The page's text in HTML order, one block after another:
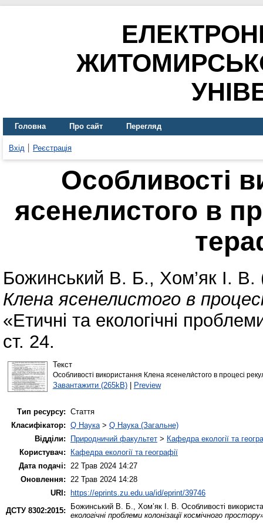
Головна Про сайт Перегляд
Вхід Реєстрація
Особливості
ясенелистого в
Божинський В. Б., Хом’як І. В.
Клена ясенелистого в
«Етичні та екологічні
ст. 24.
Текст
Особливості використання Клена ясенели́стого в процесі
Завантажити (265kB)| Preview
Тип ресурсу: Стаття
Класифікатор: Q Наука> Q Наука (Загальне)
Відділи:
Природничий факультет > Кафедра екології та
Користувач:
Кафедра екології та географії
Дата подачі: 22 Трав 2024 14:27
Оновлення: 22 Трав 2024 14:28
URI:
https://eprints.zu.edu.ua/id/eprint/39746
ДСТУ 8302:2015:
Божинський В. Б., Хом’як І. В. Особливості
екологічні проблеми колонізації космічного